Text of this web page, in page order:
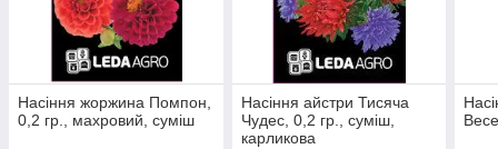
Насіння жоржина Помпон,
0,2 гр., махровий, суміш
Насіння айстри Тисяча
Чудес, 0,2 гр., суміш,
карликова